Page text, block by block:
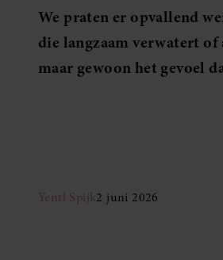
We praten er opvallend
die langzaam verwatert
maar gewoon het gevoel
Yentl Spijk2 juni 2026